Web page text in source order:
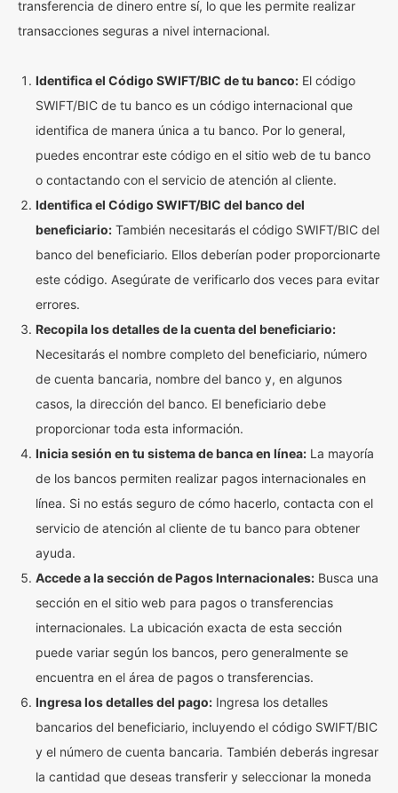
transferencia de dinero entre sí, lo que les permite realizar
transacciones seguras a nivel internacional.
Identifica el Código SWIFT/BIC de tu banco: El código
SWIFT/BIC de tu banco es un código internacional que
identifica de manera única a tu banco. Por lo general,
puedes encontrar este código en el sitio web de tu banco
o contactando con el servicio de atención al cliente.
Identifica el Código SWIFT/BIC del banco del
beneficiario: También necesitarás el código SWIFT/BIC del
banco del beneficiario. Ellos deberían poder proporcionarte
este código. Asegúrate de verificarlo dos veces para evitar
errores.
Recopila los detalles de la cuenta del beneficiario:
Necesitarás el nombre completo del beneficiario, número
de cuenta bancaria, nombre del banco y, en algunos
casos, la dirección del banco. El beneficiario debe
proporcionar toda esta información.
Inicia sesión en tu sistema de banca en línea: La mayoría
de los bancos permiten realizar pagos internacionales en
línea. Si no estás seguro de cómo hacerlo, contacta con el
servicio de atención al cliente de tu banco para obtener
ayuda.
Accede a la sección de Pagos Internacionales: Busca una
sección en el sitio web para pagos o transferencias
internacionales. La ubicación exacta de esta sección
puede variar según los bancos, pero generalmente se
encuentra en el área de pagos o transferencias.
Ingresa los detalles del pago: Ingresa los detalles
bancarios del beneficiario, incluyendo el código SWIFT/BIC
y el número de cuenta bancaria. También deberás ingresar
la cantidad que deseas transferir y seleccionar la moneda